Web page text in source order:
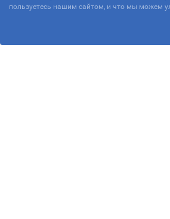
пользуетесь нашим сайтом, и что мы можем